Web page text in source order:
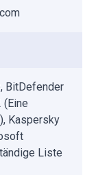
BitDefender
(Eine
Kaspersky
Liste